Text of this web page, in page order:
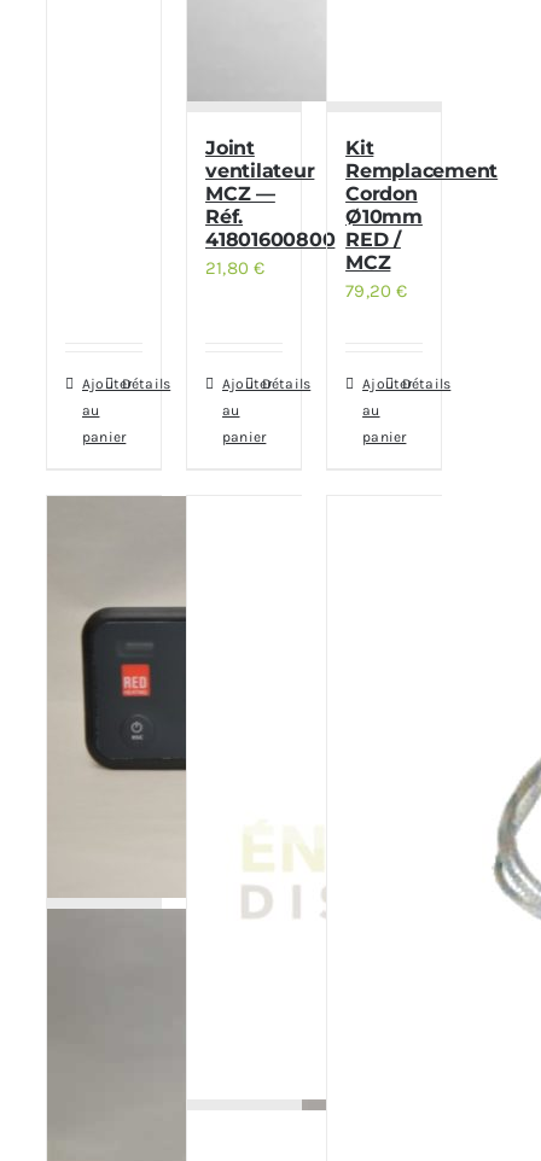
Ajouter
au
panier
Détails
Joint
ventilateur
MCZ —
Réf.
41801600800
21,80€
Ajouter
au
panier
Détails
Kit
Remplacement
Cordon
Ø10mm
RED /
MCZ
79,20€
Ajouter
au
panier
Détails